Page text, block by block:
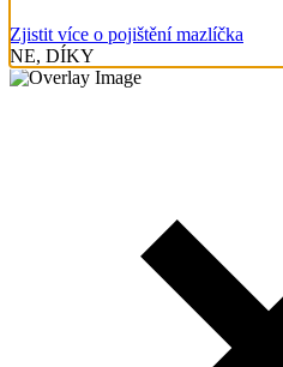
Zjistit více o pojištění mazlíčka
NE, DÍKY